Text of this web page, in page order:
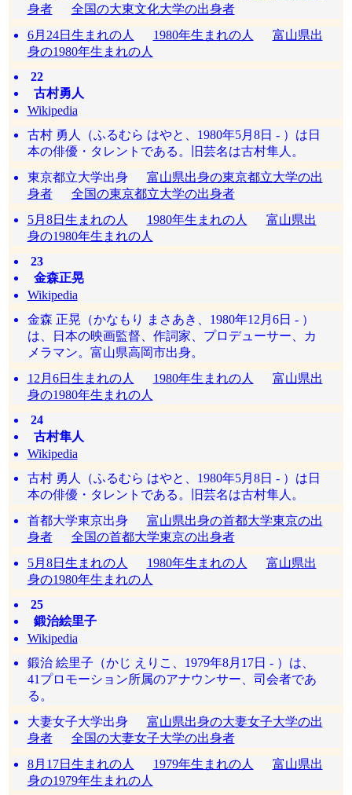
身者
全国の大東文化大学の出身者
6月24日生まれの人
1980年生まれの人
富山県出
身の1980年生まれの人
22
古村勇人
Wikipedia
古村 勇人（ふるむら はやと、1980年5月8日 - ）は日
本の俳優・タレントである。旧芸名は古村隼人。
東京都立大学出身 富山県出身の東京都立大学の出
身者
全国の東京都立大学の出身者
5月8日生まれの人
1980年生まれの人
富山県出
身の1980年生まれの人
23
金森正晃
Wikipedia
金森 正晃（かなもり まさあき、1980年12月6日 - ）
は、日本の映画監督、作詞家、プロデューサー、カ
メラマン。富山県高岡市出身。
12月6日生まれの人
1980年生まれの人
富山県出
身の1980年生まれの人
24
古村隼人
Wikipedia
古村 勇人（ふるむら はやと、1980年5月8日 - ）は日
本の俳優・タレントである。旧芸名は古村隼人。
首都大学東京出身 富山県出身の首都大学東京の出
身者
全国の首都大学東京の出身者
5月8日生まれの人
1980年生まれの人
富山県出
身の1980年生まれの人
25
鍛治絵里子
Wikipedia
鍛治 絵里子（かじ えりこ、1979年8月17日 - ）は、
41プロモーション所属のアナウンサー、司会者であ
る。
大妻女子大学出身 富山県出身の大妻女子大学の出
身者
全国の大妻女子大学の出身者
8月17日生まれの人
1979年生まれの人
富山県出
身の1979年生まれの人